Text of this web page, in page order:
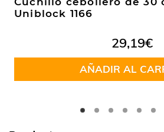
Uniblock 1166
29,19€
AÑADIR AL